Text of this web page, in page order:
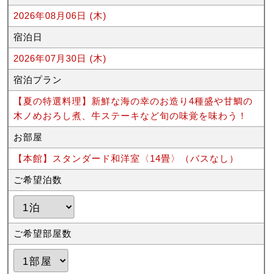
2026年08月06日 (木)
宿泊日
2026年07月30日 (木)
宿泊プラン
【夏の特選料理】新鮮な海の幸のお造り4種盛や甘鯛の
木ノめおろし煮、牛ステーキなど旬の味覚を味わう！
お部屋
【本館】スタンダード和洋室〈14畳〉（バスなし）
ご希望泊数
ご希望部屋数